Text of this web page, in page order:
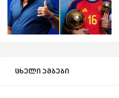
ცხელი ამბები